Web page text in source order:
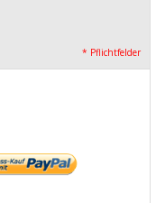
* Pflichtfelder